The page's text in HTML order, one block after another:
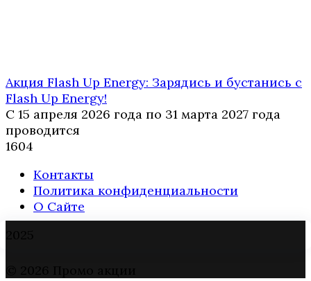
Акция Flash Up Energy: Зарядись и бустанись с
Flash Up Energy!
С 15 апреля 2026 года по 31 марта 2027 года
проводится
1604
Контакты
Политика конфиденциальности
О Сайте